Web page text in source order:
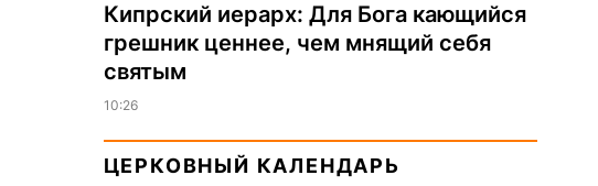
Кипрский иерарх: Для Бога кающийся
грешник ценнее, чем мнящий себя
святым
10:26
ЦЕРКОВНЫЙ КАЛЕНДАРЬ